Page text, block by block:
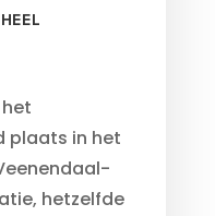
plaats in het
hetzelfde